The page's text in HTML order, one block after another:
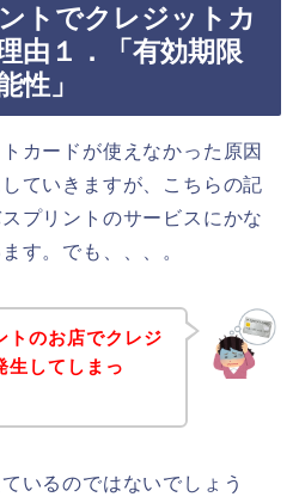
トでクレジットカ
由１．「有効期限
性」
カードが使えなかった原因
ていきますが、こちらの記
プリントのサービスにかな
す。でも、、、。
トのお店でクレジ
生してしまっ
いるのではないでしょう